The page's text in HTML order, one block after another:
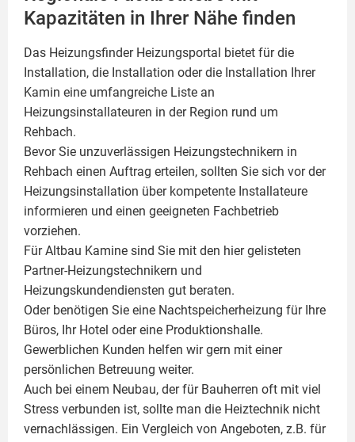
Kapazitäten in Ihrer Nähe finden
Das Heizungsfinder Heizungsportal bietet für die
Installation, die Installation oder die Installation Ihrer
Kamin eine umfangreiche Liste an
Heizungsinstallateuren in der Region rund um
Rehbach.
Bevor Sie unzuverlässigen Heizungstechnikern in
Rehbach einen Auftrag erteilen, sollten Sie sich vor der
Heizungsinstallation über kompetente Installateure
informieren und einen geeigneten Fachbetrieb
vorziehen.
Für Altbau Kamine sind Sie mit den hier gelisteten
Partner-Heizungstechnikern und
Heizungskundendiensten gut beraten.
Oder benötigen Sie eine Nachtspeicherheizung für Ihre
Büros, Ihr Hotel oder eine Produktionshalle.
Gewerblichen Kunden helfen wir gern mit einer
persönlichen Betreuung weiter.
Auch bei einem Neubau, der für Bauherren oft mit viel
Stress verbunden ist, sollte man die Heiztechnik nicht
vernachlässigen. Ein Vergleich von Angeboten, z.B. für